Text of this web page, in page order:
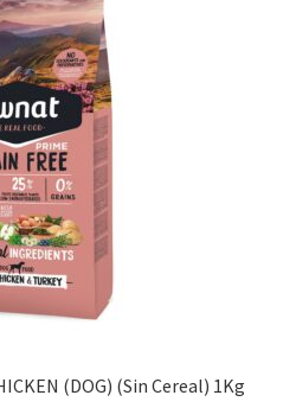
(DOG) (Sin Cereal) 1Kg